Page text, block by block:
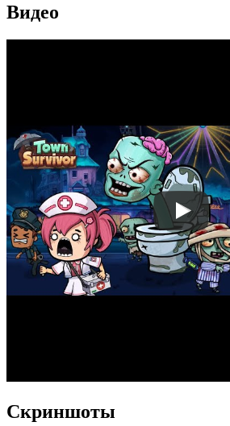
Видео
Скриншоты